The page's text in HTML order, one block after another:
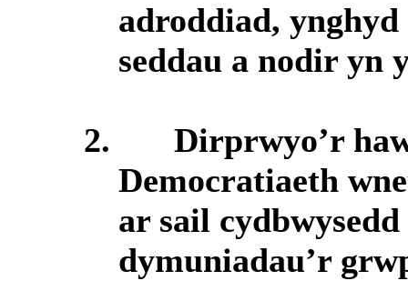
adroddiad,
seddau a nodir yn
2.
Dirprwyo’r
Democratiaeth
ar sail
dymuniadau’r